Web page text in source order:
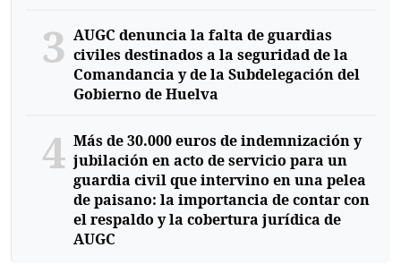
3 AUGC denuncia la falta de guardias
civiles destinados a la seguridad de la
Comandancia y de la Subdelegación del
Gobierno de Huelva
4 Más de 30.000 euros de indemnización y
jubilación en acto de servicio para un
guardia civil que intervino en una pelea
de paisano: la importancia de contar con
el respaldo y la cobertura jurídica de
AUGC